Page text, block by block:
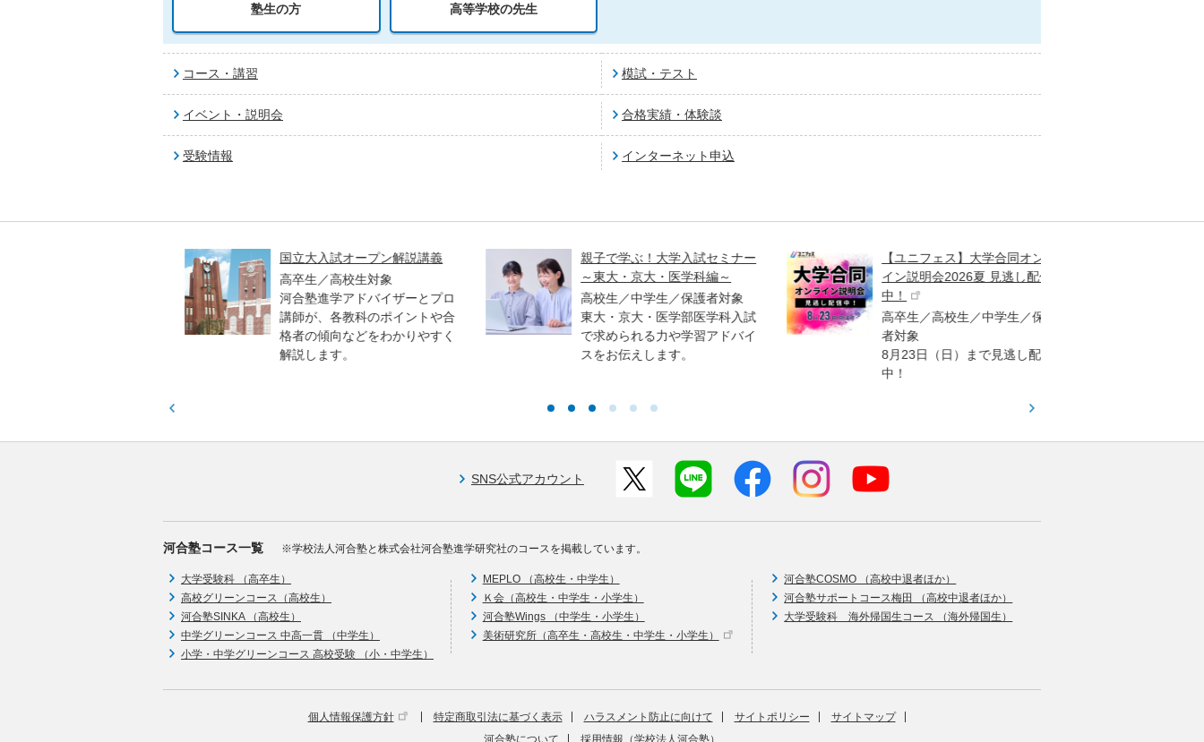
塾生の方 高等学校の先生
コース・講習 模試・テスト
イベント・説明会 合格実績・体験談
受験情報 インターネット申込
国立大入試オープン解説講義
高卒生／高校生対象
河合塾進学アドバイザーとプロ
講師が、各教科のポイントや合
格者の傾向などをわかりやすく
解説します。
親子で学ぶ！大学入試セミナー
～東大・京大・医学科編～
高校生／中学生／保護者対象
東大・京大・医学部医学科入試
で求められる力や学習アドバイ
スをお伝えします。
【ユニフェス】大学合同オンラ
イン説明会2026夏 見逃し配信
中！
高卒生／高校生／中学生／保護
者対象
8月23日（日）まで見逃し配信
中！
SNS公式アカウント
河合塾コース一覧 ※学校法人河合塾と株式会社河合塾進学研究社のコースを掲載しています。
大学受験科 （高卒生）
高校グリーンコース（高校生）
河合塾SINKA （高校生）
中学グリーンコース 中高一貫 （中学生）
小学・中学グリーンコース 高校受験 （小・中学生）
MEPLO （高校生・中学生）
Ｋ会（高校生・中学生・小学生）
河合塾Wings （中学生・小学生）
美術研究所（高卒生・高校生・中学生・小学生）
河合塾COSMO （高校中退者ほか）
河合塾サポートコース梅田 （高校中退者ほか）
大学受験科 海外帰国生コース （海外帰国生）
個人情報保護方針 特定商取引法に基づく表示 ハラスメント防止に向けて サイトポリシー
サイトマップ
河合塾について
採用情報（学校法人河合塾）